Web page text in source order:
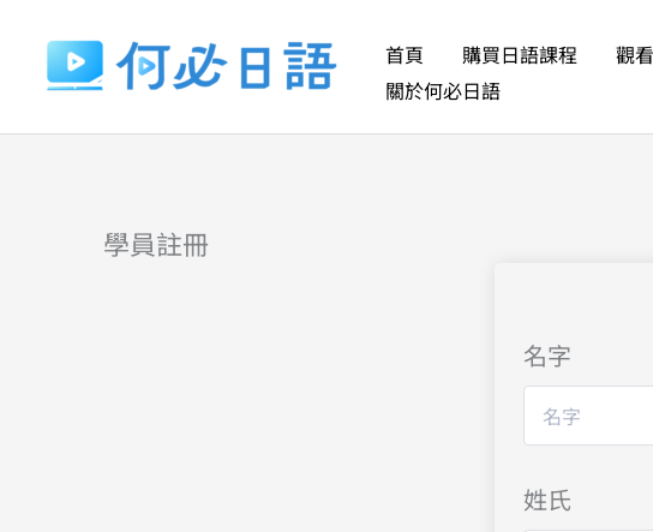
要
首頁 購買日語課程 觀
關於何必日語
學員註冊
名字
姓氏